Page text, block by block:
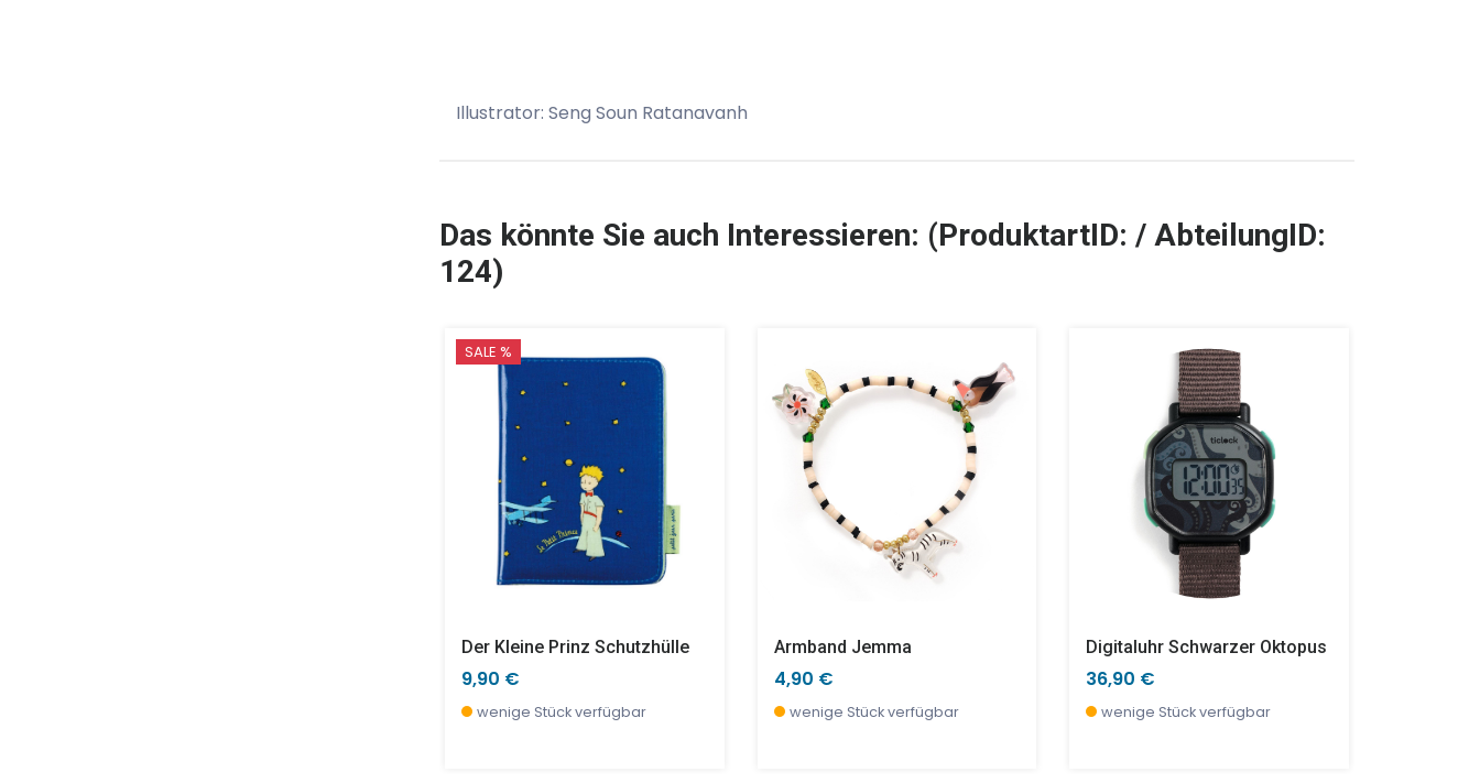
Illustrator: Seng Soun Ratanavanh
Das könnte Sie auch Interessieren: (ProduktartID: / AbteilungID:
124)
SALE %
Der Kleine Prinz Schutzhülle
9,90 €
wenige Stück verfügbar
Armband Jemma
4,90 €
wenige Stück verfügbar
Digitaluhr Schwarzer Oktopus
36,90 €
wenige Stück verfügbar